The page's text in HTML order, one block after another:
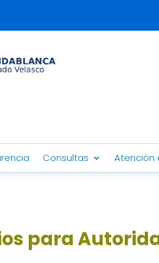
Consultas Atención
para